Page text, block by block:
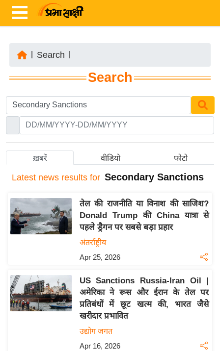
ज़ा
ख
र
ष्ट्री
अं
र्रा
ष्ट्री
य
स
उ
द्यो
Search
Search
ख़बरें वीडियो फोटो
Latest news results for Secondary Sanctions
तेल की राजनीति या विनाश की साजिश?
Donald Trump की China यात्रा से
पहले ड्रैगन पर सबसे बड़ा प्रहार
अंतर्राष्ट्रीय
Apr 25, 2026
US Sanctions Russia-Iran Oil |
अमेरिका ने रूस और ईरान के तेल पर
प्रतिबंधों में छूट खत्म की, भारत जैसे
खरीदार प्रभावित
उद्योग जगत
Apr 16, 2026